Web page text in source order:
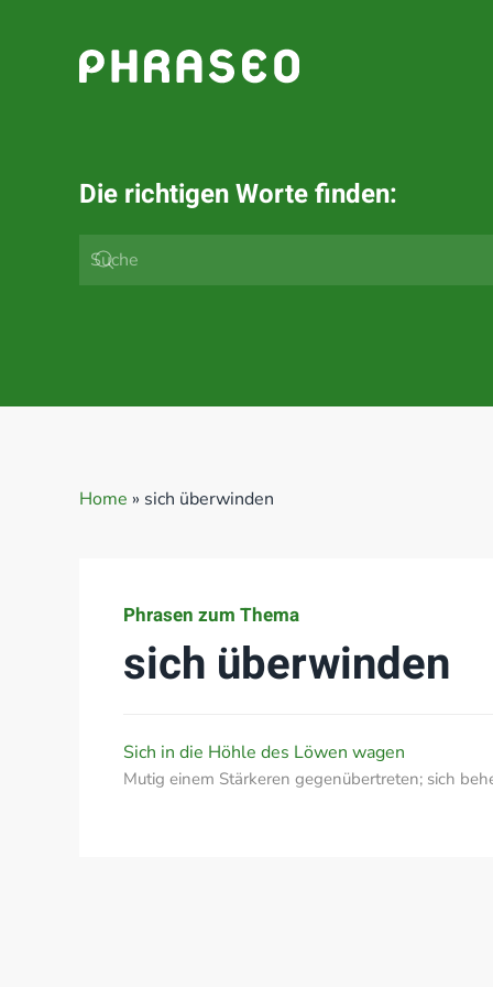
Zum Hauptinhalt springen
Die richtigen Worte finden:
Home » sich überwinden
Phrasen zum Thema
sich überwinden
Sich in die Höhle des Löwen wagen
Mutig einem Stärkeren gegenübertreten; sich